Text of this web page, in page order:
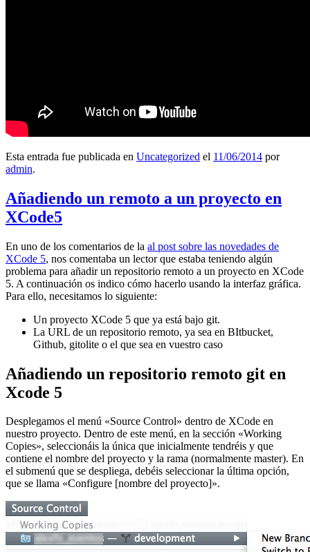
Esta entrada fue publicada en Uncategorized el 11/06/2014 por
admin.
Añadiendo un remoto a un proyecto en
XCode5
En uno de los comentarios de la al post sobre las novedades de
XCode 5, nos comentaba un lector que estaba teniendo algún
problema para añadir un repositorio remoto a un proyecto en XCode
5. A continuación os indico cómo hacerlo usando la interfaz gráfica.
Para ello, necesitamos lo siguiente:
Un proyecto XCode 5 que ya está bajo git.
La URL de un repositorio remoto, ya sea en BItbucket,
Github, gitolite o el que sea en vuestro caso
Añadiendo un repositorio remoto git en
Xcode 5
Desplegamos el menú «Source Control» dentro de XCode en
nuestro proyecto. Dentro de este menú, en la sección «Working
Copies», seleccionáis la única que inicialmente tendréis y que
contiene el nombre del proyecto y la rama (normalmente master). En
el submenú que se despliega, debéis seleccionar la última opción,
que se llama «Configure [nombre del proyecto]».